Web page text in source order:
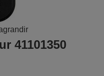
41101350